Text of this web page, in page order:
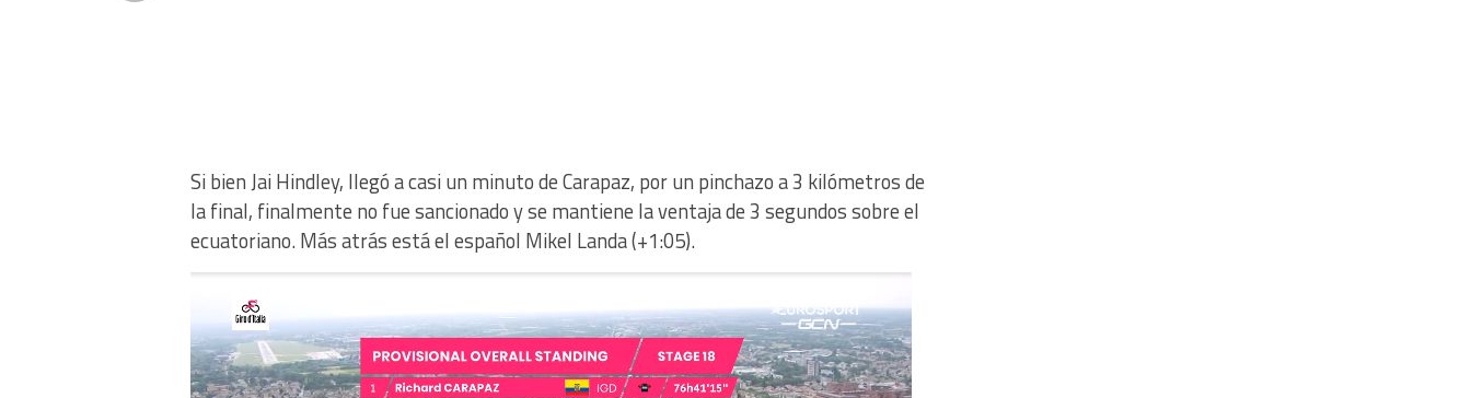
Si bien Jai Hindley, llegó a casi un minuto de Carapaz, por un pinchazo a 3 kilómetros de
la final, finalmente no fue sancionado y se mantiene la ventaja de 3 segundos sobre el
ecuatoriano. Más atrás está el español Mikel Landa (+1:05).